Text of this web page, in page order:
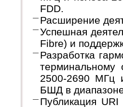
FDD.
Расширение
Успешная
Fibre) и
Разработка
2500-2690 МГц
БШД в
Публикация URI